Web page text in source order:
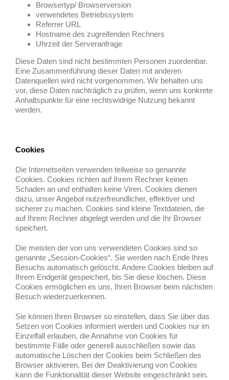
Browsertyp/ Browserversion
verwendetes Betriebssystem
Referrer URL
Hostname des zugreifenden Rechners
Uhrzeit der Serveranfrage
Diese Daten sind nicht bestimmten Personen zuordenbar.
Eine Zusammenführung dieser Daten mit anderen
Datenquellen wird nicht vorgenommen. Wir behalten uns
vor, diese Daten nachträglich zu prüfen, wenn uns konkrete
Anhaltspunkte für eine rechtswidrige Nutzung bekannt
werden.
Cookies
Die Internetseiten verwenden teilweise so genannte
Cookies. Cookies richten auf Ihrem Rechner keinen
Schaden an und enthalten keine Viren. Cookies dienen
dazu, unser Angebot nutzerfreundlicher, effektiver und
sicherer zu machen. Cookies sind kleine Textdateien, die
auf Ihrem Rechner abgelegt werden und die Ihr Browser
speichert.
Die meisten der von uns verwendeten Cookies sind so
genannte „Session-Cookies“. Sie werden nach Ende Ihres
Besuchs automatisch gelöscht. Andere Cookies bleiben auf
Ihrem Endgerät gespeichert, bis Sie diese löschen. Diese
Cookies ermöglichen es uns, Ihren Browser beim nächsten
Besuch wiederzuerkennen.
Sie können Ihren Browser so einstellen, dass Sie über das
Setzen von Cookies informiert werden und Cookies nur im
Einzelfall erlauben, die Annahme von Cookies für
bestimmte Fälle oder generell ausschließen sowie das
automatische Löschen der Cookies beim Schließen des
Browser aktivieren. Bei der Deaktivierung von Cookies
kann die Funktionalität dieser Website eingeschränkt sein.